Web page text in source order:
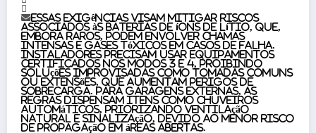
Essas exigências visam mitigar riscos
associados às baterias de íons de lítio, que,
embora raros, podem envolver chamas
intensas e gases tóxicos em casos de falha.
Instaladores precisam usar equipamentos
certificados nos modos 3 e 4, proibindo
soluções improvisadas como tomadas comuns
ou extensões, que aumentam perigos de
sobrecarga. Para garagens externas, as
regras dispensam itens como chuveiros
automáticos, priorizando ventilação
natural e sinalização, devido ao menor risco
de propagação em áreas abertas.